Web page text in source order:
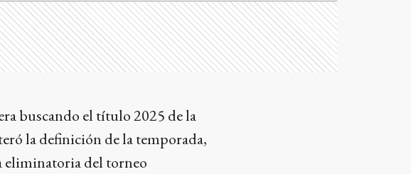
buscando el título 2025 de la
la definición de la temporada,
eliminatoria del torneo